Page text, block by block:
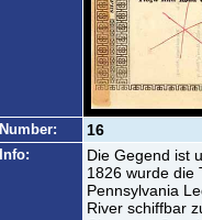
Number: 16
Info:
Die Gegend ist
1826 wurde die
Pennsylvania
River schiffbar